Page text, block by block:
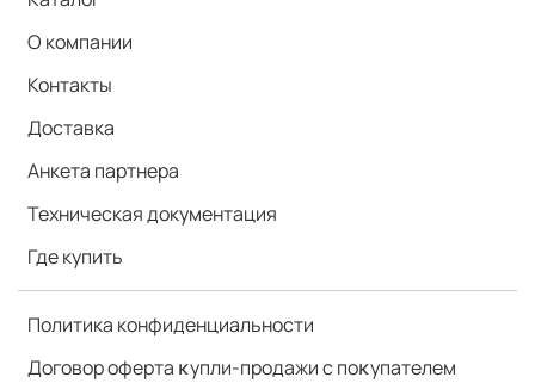
О компании
Контакты
Доставка
Анкета партнера
Техническая документация
Где купить
Политика конфиденциальности
Договор оферта ĸупли-продажи с поĸупателем